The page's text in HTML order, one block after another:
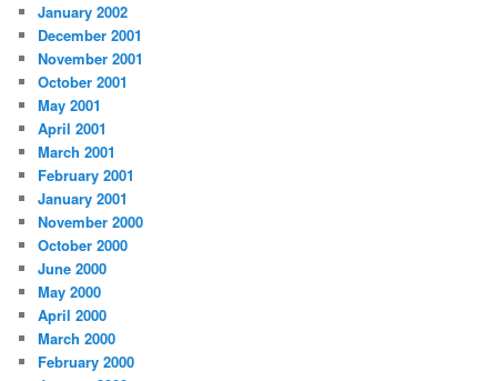
January 2002
December 2001
November 2001
October 2001
May 2001
April 2001
March 2001
February 2001
January 2001
November 2000
October 2000
June 2000
May 2000
April 2000
March 2000
February 2000